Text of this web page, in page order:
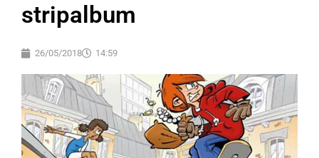
stripalbum
26/05/2018 14:59